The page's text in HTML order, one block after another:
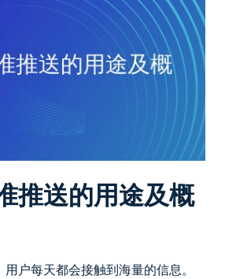
推送的用途及概
户每天都会接触到海量的信息。